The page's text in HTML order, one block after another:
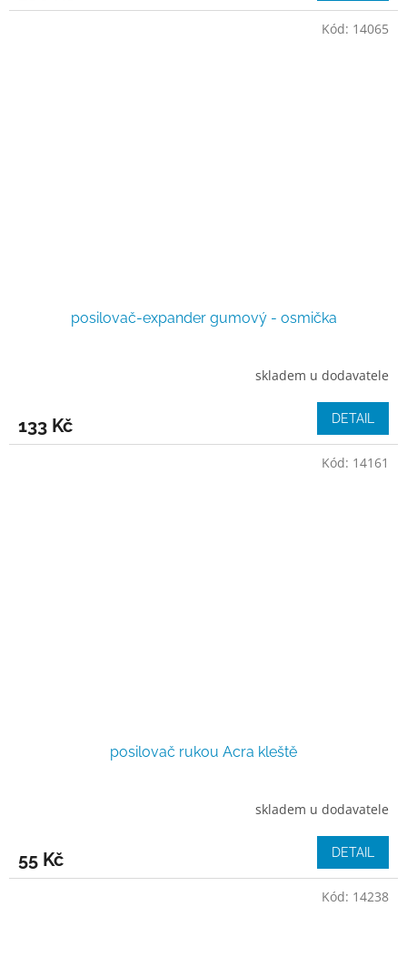
posilovač-expander gumový - osmička
skladem u dodavatele
133 Kč DETAIL
Kód: 14065
posilovač rukou Acra kleště
skladem u dodavatele
55 Kč DETAIL
Kód: 14161
Kód: 14238